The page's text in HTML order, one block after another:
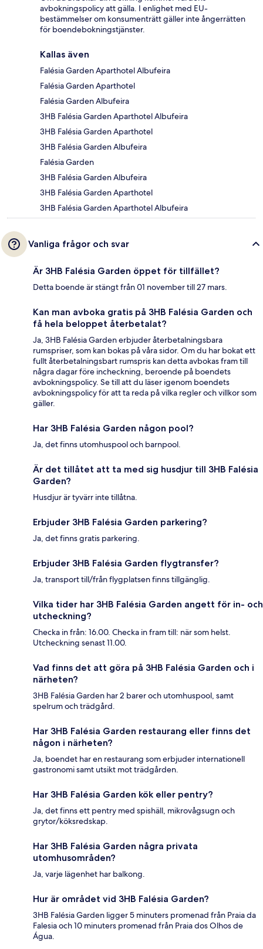
avbokningspolicy att gälla. I enlighet med EU-
bestämmelser om konsumenträtt gäller inte ångerrätten
för boendebokningstjänster.
Kallas även
Falésia Garden Aparthotel Albufeira
Falésia Garden Aparthotel
Falésia Garden Albufeira
3HB Falésia Garden Aparthotel Albufeira
3HB Falésia Garden Aparthotel
3HB Falésia Garden Albufeira
Falésia Garden
3HB Falésia Garden Albufeira
3HB Falésia Garden Aparthotel
3HB Falésia Garden Aparthotel Albufeira
Vanliga frågor och svar
Är 3HB Falésia Garden öppet för tillfället?
Detta boende är stängt från 01 november till 27 mars.
Kan man avboka gratis på 3HB Falésia Garden och
få hela beloppet återbetalat?
Ja, 3HB Falésia Garden erbjuder återbetalningsbara
rumspriser, som kan bokas på våra sidor. Om du har bokat ett
fullt återbetalningsbart rumspris kan detta avbokas fram till
några dagar före incheckning, beroende på boendets
avbokningspolicy. Se till att du läser igenom boendets
avbokningspolicy för att ta reda på vilka regler och villkor som
gäller.
Har 3HB Falésia Garden någon pool?
Ja, det finns utomhuspool och barnpool.
Är det tillåtet att ta med sig husdjur till 3HB Falésia
Garden?
Husdjur är tyvärr inte tillåtna.
Erbjuder 3HB Falésia Garden parkering?
Ja, det finns gratis parkering.
Erbjuder 3HB Falésia Garden flygtransfer?
Ja, transport till/från flygplatsen finns tillgänglig.
Vilka tider har 3HB Falésia Garden angett för in- och
utcheckning?
Checka in från: 16.00. Checka in fram till: när som helst.
Utcheckning senast 11.00.
Vad finns det att göra på 3HB Falésia Garden och i
närheten?
3HB Falésia Garden har 2 barer och utomhuspool, samt
spelrum och trädgård.
Har 3HB Falésia Garden restaurang eller finns det
någon i närheten?
Ja, boendet har en restaurang som erbjuder internationell
gastronomi samt utsikt mot trädgården.
Har 3HB Falésia Garden kök eller pentry?
Ja, det finns ett pentry med spishäll, mikrovågsugn och
grytor/köksredskap.
Har 3HB Falésia Garden några privata
utomhusområden?
Ja, varje lägenhet har balkong.
Hur är området vid 3HB Falésia Garden?
3HB Falésia Garden ligger 5 minuters promenad från Praia da
Falesia och 10 minuters promenad från Praia dos Olhos de
Água.